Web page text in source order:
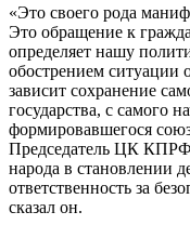
«Это своего рода
Это обращение к
определяет нашу
обострением ситуации
зависит сохранение
государства, с самого
формировавшегося
Председатель ЦК КПРФ
народа в становлении
ответственность за
сказал он.